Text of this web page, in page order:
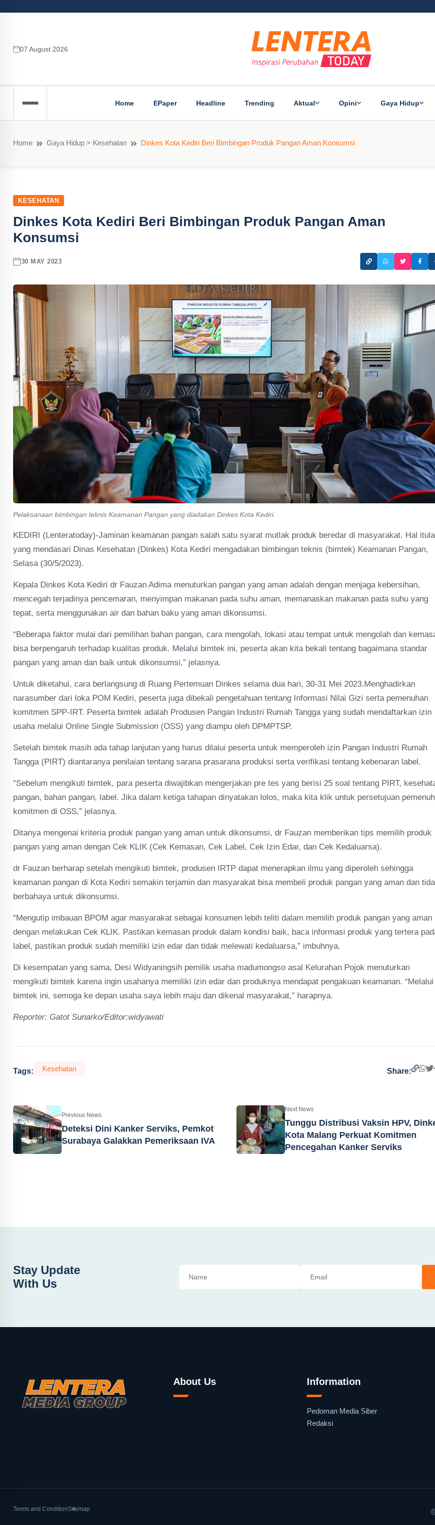
07 August 2026
Home EPaper Headline Trending Aktual Opini Gaya Hidup
Home Gaya Hidup > Kesehatan Dinkes Kota Kediri Beri Bimbingan Produk Pangan Aman Konsumsi
KESEHATAN
Dinkes Kota Kediri Beri Bimbingan Produk Pangan Aman
Konsumsi
30 MAY 2023
Pelaksanaan bimbingan teknis Keamanan Pangan yang diadakan Dinkes Kota Kediri.
KEDIRI (Lenteratoday)-Jaminan keamanan pangan salah satu syarat mutlak produk beredar di masyarakat. Hal
yang mendasari Dinas Kesehatan (Dinkes) Kota Kediri mengadakan bimbingan teknis (bimtek) Keamanan Pangan,
Selasa (30/5/2023).
Kepala Dinkes Kota Kediri dr Fauzan Adima menuturkan pangan yang aman adalah dengan menjaga kebersihan,
mencegah terjadinya pencemaran, menyimpan makanan pada suhu aman, memanaskan makanan pada suhu yang
tepat, serta menggunakan air dan bahan baku yang aman dikonsumsi.
“Beberapa faktor mulai dari pemilihan bahan pangan, cara mengolah, lokasi atau tempat untuk mengolah dan
bisa berpengaruh terhadap kualitas produk. Melalui bimtek ini, peserta akan kita bekali tentang bagaimana standar
pangan yang aman dan baik untuk dikonsumsi,” jelasnya.
Untuk diketahui, cara berlangsung di Ruang Pertemuan Dinkes selama dua hari, 30-31 Mei 2023.Menghadirkan
narasumber dari loka POM Kediri, peserta juga dibekali pengetahuan tentang Informasi Nilai Gizi serta pemenuhan
komitmen SPP-IRT. Peserta bimtek adalah Produsen Pangan Industri Rumah Tangga yang sudah mendaftarkan izin
usaha melalui Online Single Submission (OSS) yang diampu oleh DPMPTSP.
Setelah bimtek masih ada tahap lanjutan yang harus dilalui peserta untuk memperoleh izin Pangan Industri Rumah
Tangga (PIRT) diantaranya penilaian tentang sarana prasarana produksi serta verifikasi tentang kebenaran label.
“Sebelum mengikuti bimtek, para peserta diwajibkan mengerjakan pre tes yang berisi 25 soal tentang PIRT,
pangan, bahan pangan, label. Jika dalam ketiga tahapan dinyatakan lolos, maka kita klik untuk persetujuan
komitmen di OSS,” jelasnya.
Ditanya mengenai kriteria produk pangan yang aman untuk dikonsumsi, dr Fauzan memberikan tips memilih produk
pangan yang aman dengan Cek KLIK (Cek Kemasan, Cek Label, Cek Izin Edar, dan Cek Kedaluarsa).
dr Fauzan berharap setelah mengikuti bimtek, produsen IRTP dapat menerapkan ilmu yang diperoleh sehingga
keamanan pangan di Kota Kediri semakin terjamin dan masyarakat bisa membeli produk pangan yang aman dan
berbahaya untuk dikonsumsi.
“Mengutip imbauan BPOM agar masyarakat sebagai konsumen lebih teliti dalam memilih produk pangan yang aman
dengan melakukan Cek KLIK. Pastikan kemasan produk dalam kondisi baik, baca informasi produk yang tertera
label, pastikan produk sudah memiliki izin edar dan tidak melewati kedaluarsa,” imbuhnya.
Di kesempatan yang sama, Desi Widyaningsih pemilik usaha madumongso asal Kelurahan Pojok menuturkan
mengikuti bimtek karena ingin usahanya memiliki izin edar dan produknya mendapat pengakuan keamanan. “Melalui
bimtek ini, semoga ke depan usaha saya lebih maju dan dikenal masyarakat,” harapnya.
Reporter: Gatot Sunarko/Editor:widyawati
Tags: Kesehatan Share:
Previous News
Deteksi Dini Kanker Serviks, Pemkot
Surabaya Galakkan Pemeriksaan IVA
Next News
Tunggu Distribusi Vaksin HPV,
Kota Malang Perkuat Komitmen
Pencegahan Kanker Serviks
Stay Update
With Us
About Us Information
Pedoman Media Siber
Redaksi
Terms and ConditionSitemap